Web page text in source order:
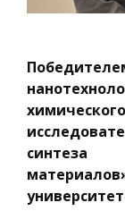
синтеза